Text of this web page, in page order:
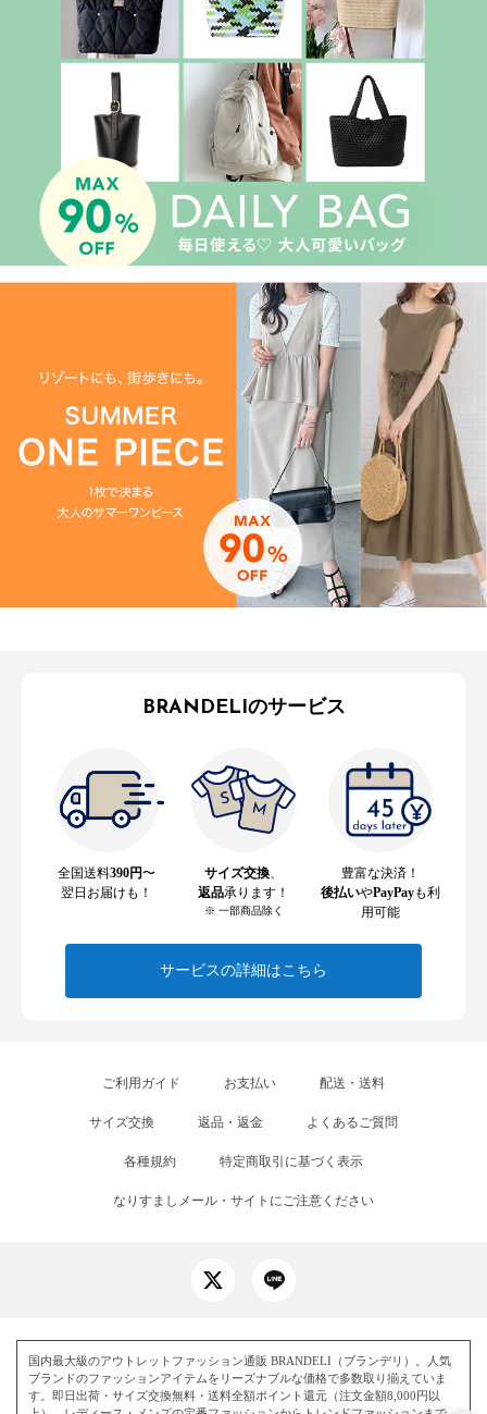
BRANDELIのサービス
全国送料390円〜
翌日お届けも！
サイズ交換
返品承ります！
※ 一部商品除く
豊富な決済！
後払いやPayPayも利
用可能
サービスの詳細はこちら
ご利用ガイド お支払い 配送・送料
サイズ交換 返品・返金 よくあるご質問
各種規約 特定商取引に基づく表示
なりすましメール・サイトにご注意ください
国内最大級のアウトレットファッション通販 BRANDELI（ブランデリ）。人気
ブランドのファッションアイテムをリーズナブルな価格で多数取り揃えていま
す。即日出荷・サイズ交換無料・送料全額ポイント還元（注文金額8,000円以